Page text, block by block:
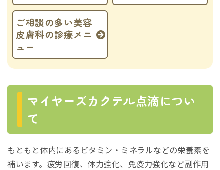
ご相談の多い美容
皮膚科の診療メニ
ュー
マイヤーズカクテル点滴につい
て
もともと体内にあるビタミン・ミネラルなどの栄養素を
補います。疲労回復、体力強化、免疫力強化など副作用